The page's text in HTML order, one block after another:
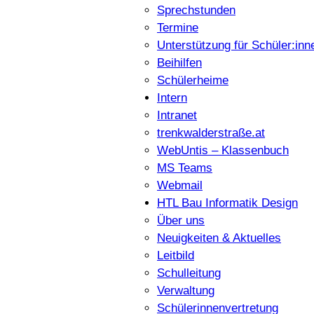
Sprechstunden
Termine
Unterstützung für
Beihilfen
Schülerheime
Intern
Intranet
trenkwalderstraße.at
WebUntis – Klassenbuch
MS Teams
Webmail
HTL Bau Informatik Design
Über uns
Neuigkeiten & Aktuelles
Leitbild
Schulleitung
Verwaltung
Schülerinnenvertretung